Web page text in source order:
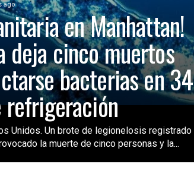
ago
en Manhattan!
deja cinco muertos
bacterias en 34
Unidos. Un brote de legionelosis registrado
la muerte de cinco personas y la...